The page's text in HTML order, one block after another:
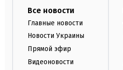
Все новости
Главные новости
Новости Украины
Прямой эфир
Видеоновости